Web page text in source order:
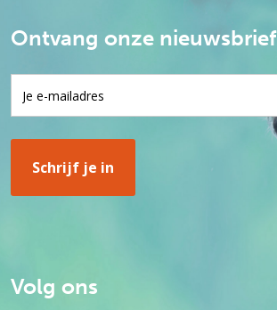
Ontvang onze nieuwsbrief
Volg ons